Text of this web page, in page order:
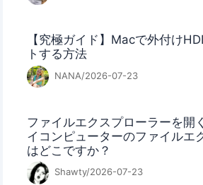
【究極ガイド】Macで外付け
トする方法
NANA/2026-07-23
ファイルエクスプローラーを開
イコンピューターのファイルエ
はどこですか？
Shawty/2026-07-23